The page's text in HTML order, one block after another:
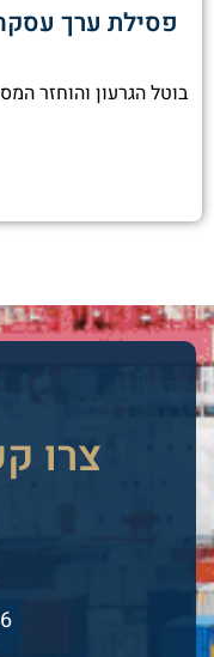
פסילת ערך
בוטל הגרעון והוחזר המס ששולם
צרו